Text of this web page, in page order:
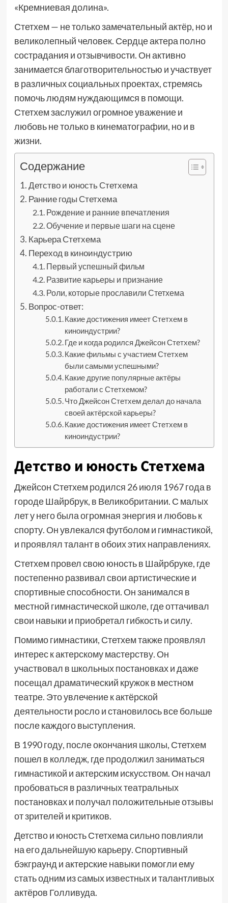
«Кремниевая долина».
Стетхем — не только замечательный актёр, но и
великолепный человек. Сердце актера полно
сострадания и отзывчивости. Он активно
занимается благотворительностью и участвует
в различных социальных проектах, стремясь
помочь людям нуждающимся в помощи.
Стетхем заслужил огромное уважение и
любовь не только в кинематографии, но и в
жизни.
Содержание
Детство и юность Стетхема
Ранние годы Стетхема
Рождение и ранние впечатления
Обучение и первые шаги на сцене
Карьера Стетхема
Переход в киноиндустрию
Первый успешный фильм
Развитие карьеры и признание
Роли, которые прославили Стетхема
Вопрос-ответ:
Какие достижения имеет Стетхем в
киноиндустрии?
Где и когда родился Джейсон Стетхем?
Какие фильмы с участием Стетхем
были самыми успешными?
Какие другие популярные актёры
работали с Стетхемом?
Что Джейсон Стетхем делал до начала
своей актёрской карьеры?
Какие достижения имеет Стетхем в
киноиндустрии?
Детство и юность Стетхема
Джейсон Стетхем родился 26 июля 1967 года в
городе Шайрбрук, в Великобритании. С малых
лет у него была огромная энергия и любовь к
спорту. Он увлекался футболом и гимнастикой,
и проявлял талант в обоих этих направлениях.
Стетхем провел свою юность в Шайрбруке, где
постепенно развивал свои артистические и
спортивные способности. Он занимался в
местной гимнастической школе, где оттачивал
свои навыки и приобретал гибкость и силу.
Помимо гимнастики, Стетхем также проявлял
интерес к актерскому мастерству. Он
участвовал в школьных постановках и даже
посещал драматический кружок в местном
театре. Это увлечение к актёрской
деятельности росло и становилось все больше
после каждого выступления.
В 1990 году, после окончания школы, Стетхем
пошел в колледж, где продолжил заниматься
гимнастикой и актерским искусством. Он начал
пробоваться в различных театральных
постановках и получал положительные отзывы
от зрителей и критиков.
Детство и юность Стетхема сильно повлияли
на его дальнейшую карьеру. Спортивный
бэкграунд и актерские навыки помогли ему
стать одним из самых известных и талантливых
актёров Голливуда.